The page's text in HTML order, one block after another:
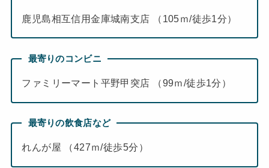
鹿児島相互信用金庫城南支店 （105ｍ/徒歩1分）
最寄りのコンビニ
ファミリーマート平野甲突店 （99ｍ/徒歩1分）
最寄りの飲食店など
れんが屋 （427ｍ/徒歩5分）